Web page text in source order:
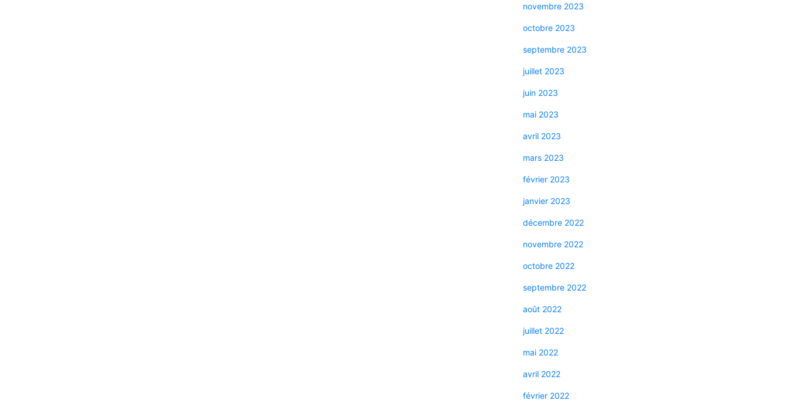
novembre 2023
octobre 2023
septembre 2023
juillet 2023
juin 2023
mai 2023
avril 2023
mars 2023
février 2023
janvier 2023
décembre 2022
novembre 2022
octobre 2022
septembre 2022
août 2022
juillet 2022
mai 2022
avril 2022
février 2022